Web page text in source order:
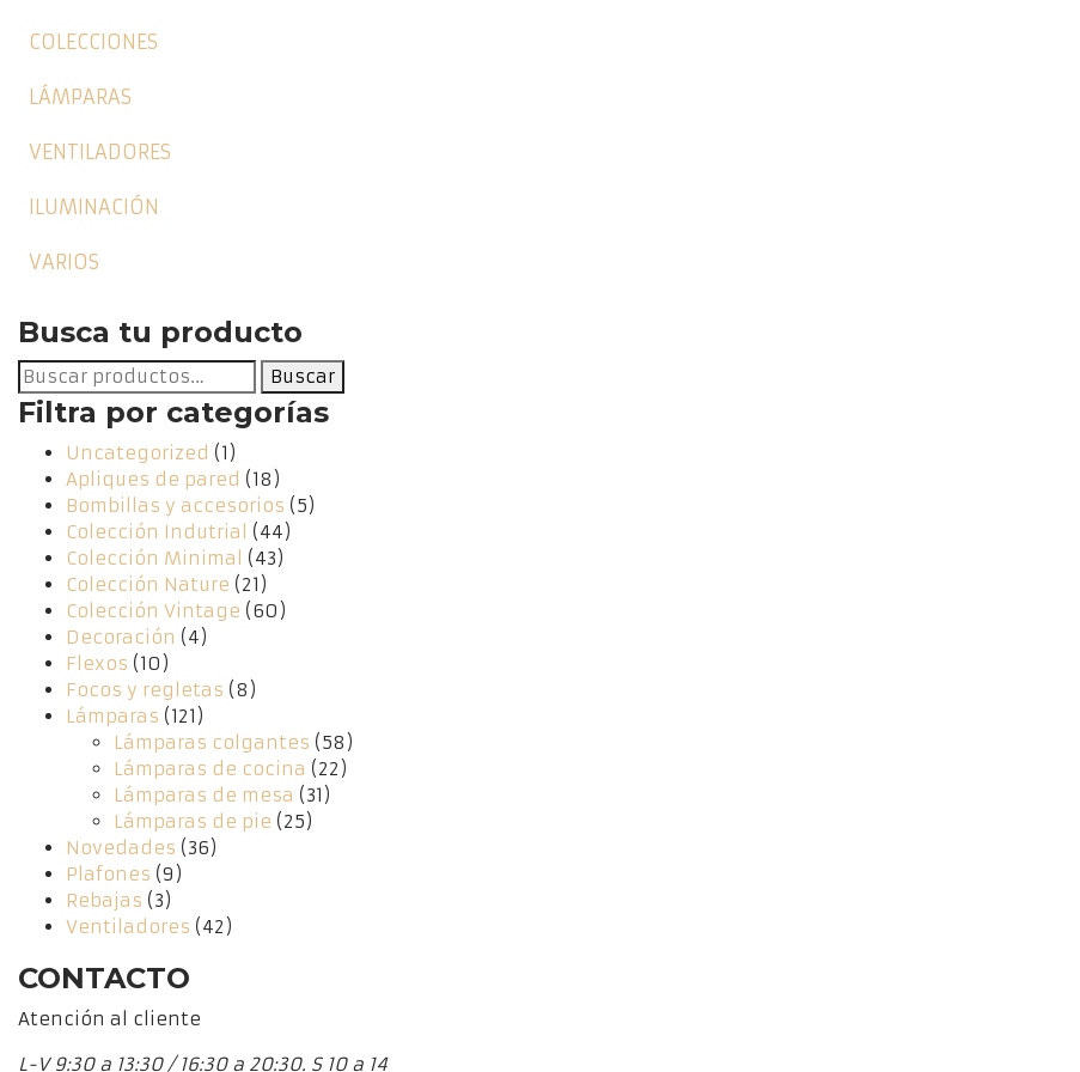
COLECCIONES
LÁMPARAS
VENTILADORES
ILUMINACIÓN
VARIOS
Busca tu producto
Buscar
por:
Buscar
Filtra por categorías
Uncategorized (1)
Apliques de pared (18)
Bombillas y accesorios (5)
Colección Indutrial
(44)
Colección Minimal
(43)
Colección Nature (21)
Colección Vintage (60)
Decoración (4)
Flexos (10)
Focos y regletas (8)
Lámparas (121)
Lámparas colgantes (58)
Lámparas de cocina (22)
Lámparas de mesa (31)
Lámparas de pie (25)
Novedades (36)
Plafones (9)
Rebajas (3)
Ventiladores (42)
CONTACTO
Atención al cliente
L-V 9:30 a 13:30 / 16:30 a 20:30. S 10 a 14